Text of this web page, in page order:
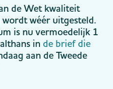
de Wet kwaliteit
wéér uitgesteld.
is nu vermoedelijk 1
in de brief die
aan de Tweede